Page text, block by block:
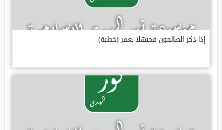
إذا ذكر الصالحون فحيهلا بعمر (خطبة)